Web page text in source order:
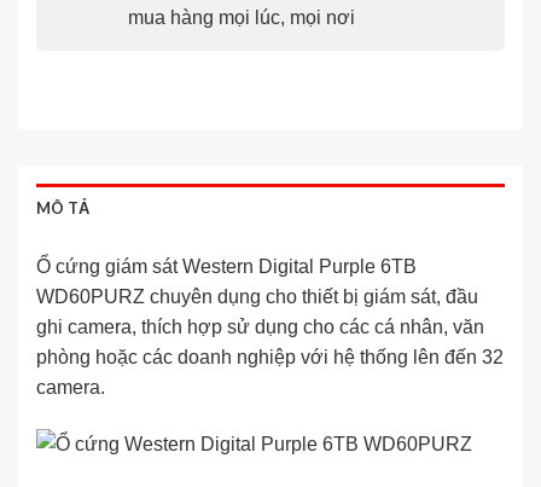
mua hàng mọi lúc, mọi nơi
MÔ TẢ
Ổ cứng giám sát Western Digital Purple 6TB
WD60PURZ chuyên dụng cho thiết bị giám sát, đầu
ghi camera, thích hợp sử dụng cho các cá nhân, văn
phòng hoặc các doanh nghiệp với hệ thống lên đến 32
camera.